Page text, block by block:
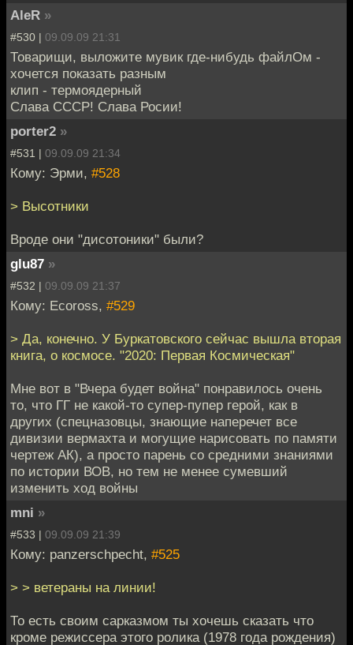
AleR »
#530 | 09.09.09 21:31
Товарищи, выложите мувик где-нибудь файлОм -
хочется показать разным
клип - термоядерный
Слава СССР! Слава Росии!
porter2 »
#531 | 09.09.09 21:34
Кому: Эрми, #528
> Высотники
Вроде они "дисотоники" были?
glu87 »
#532 | 09.09.09 21:37
Кому: Ecoross, #529
> Да, конечно. У Буркатовского сейчас вышла вторая
книга, о космосе. "2020: Первая Космическая"
Мне вот в "Вчера будет война" понравилось очень
то, что ГГ не какой-то супер-пупер герой, как в
других (спецназовцы, знающие наперечет все
дивизии вермахта и могущие нарисовать по памяти
чертеж АК), а просто парень со средними знаниями
по истории ВОВ, но тем не менее сумевший
изменить ход войны
mni »
#533 | 09.09.09 21:39
Кому: panzerschpecht, #525
> > ветераны на линии!
То есть своим сарказмом ты хочешь сказать что
кроме режиссера этого ролика (1978 года рождения)